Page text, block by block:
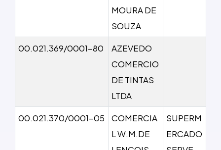
MOURA DE
SOUZA
00.021.369/0001-80
AZEVEDO
COMERCIO
DE TINTAS
LTDA
00.021.370/0001-05
COMERCIA
L W.M.DE
SUPERM
ERCADO